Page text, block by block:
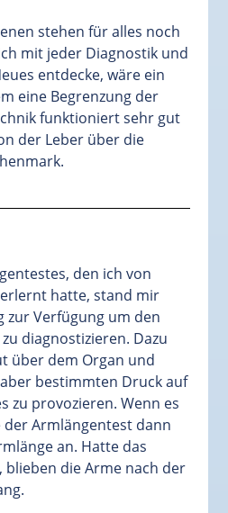
stehen für alles noch
mit jeder Diagnostik und
entdecke, wäre ein
eine Begrenzung der
funktioniert sehr gut
der Leber über die
den ich von
erlernt hatte, stand mir
zur Verfügung um den
diagnostizieren. Dazu
über dem Organ und
bestimmten Druck auf
zu provozieren. Wenn es
der Armlängentest dann
an. Hatte das
blieben die Arme nach der